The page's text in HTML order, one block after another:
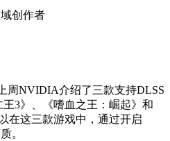
创作者
周NVIDIA介绍了三款支持DLSS
3》、《嗜血之王：崛起》和
在这三款游戏中，通过开启
。